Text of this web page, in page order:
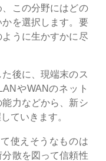
この分野にはどの
を選択します。要
うに生かすかに尽
後に、現端末のス
やWANのネット
力などから、新シ
ていきます。
使えそうなものは
散を図って信頼性